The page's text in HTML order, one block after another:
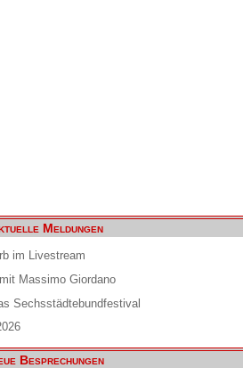
Meldungen
im Livestream
Massimo Giordano
Sechsstädtebundfestival
Besprechungen